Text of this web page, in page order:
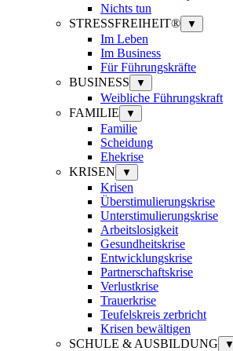
Nichts tun
STRESSFREIHEIT®
▼
Im Leben
Im Business
Für Führungskräfte
BUSINESS
▼
Weibliche Führungskraft
FAMILIE
▼
Familie
Scheidung
Ehekrise
KRISEN
▼
Krisen
Überstimulierungskrise
Unterstimulierungskrise
Arbeitslosigkeit
Gesundheitskrise
Entwicklungskrise
Partnerschaftskrise
Verlustkrise
Trauerkrise
Teufelskreis zerbricht
Krisen bewältigen
SCHULE & AUSBILDUNG
▼